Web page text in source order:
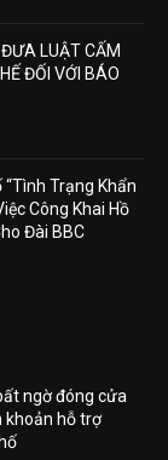
LUẬT CẤM
ĐỐI VỚI BÁO
Trạng Khẩn
Công Khai Hồ
Đài BBC
ngờ đóng cửa
khoản hỗ trợ